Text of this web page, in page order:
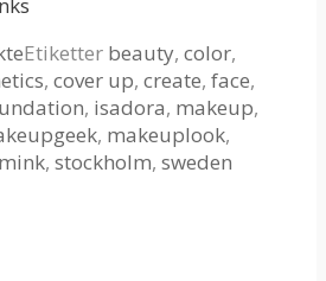
Etiketter beauty, color,
, cover up, create, face,
, isadora, makeup,
, makeuplook,
, stockholm, sweden